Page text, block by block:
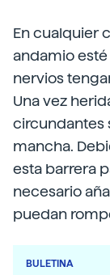
En cualquier
andamio
nervios
Una vez
circundantes
mancha.
esta barrera
necesario
puedan
BULETINA